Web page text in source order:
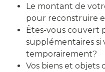
Le montant de
pour reconstruire
Êtes-vous couvert
supplémentaires si
temporairement?
Vos biens et objets